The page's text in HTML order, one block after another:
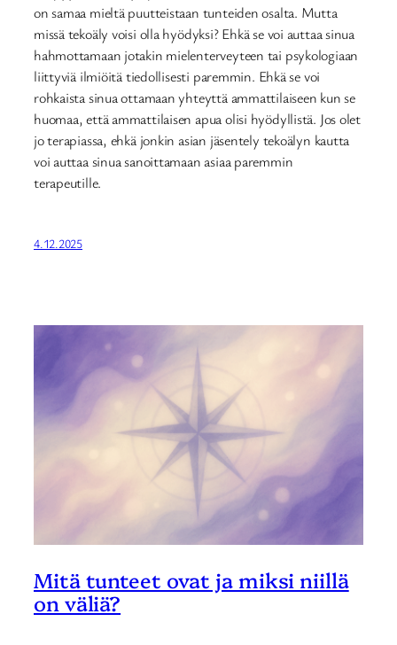
on samaa mieltä puutteistaan tunteiden osalta. Mutta
missä tekoäly voisi olla hyödyksi? Ehkä se voi auttaa sinua
hahmottamaan jotakin mielenterveyteen tai psykologiaan
liittyviä ilmiöitä tiedollisesti paremmin. Ehkä se voi
rohkaista sinua ottamaan yhteyttä ammattilaiseen kun se
huomaa, että ammattilaisen apua olisi hyödyllistä. Jos olet
jo terapiassa, ehkä jonkin asian jäsentely tekoälyn kautta
voi auttaa sinua sanoittamaan asiaa paremmin
terapeutille.
4.12.2025
Mitä tunteet ovat ja miksi niillä
on väliä?